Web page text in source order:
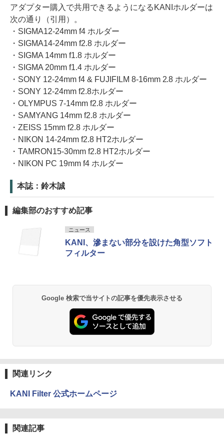
アダプター購入で共用できるようになるKANIホルダーは
次の通り（引用）。
・SIGMA12-24mm f4 ホルダー
・SIGMA14-24mm f2.8 ホルダー
・SIGMA 14mm f1.8 ホルダー
・SIGMA 20mm f1.4 ホルダー
・SONY 12-24mm f4 & FUJIFILM 8-16mm 2.8 ホルダー
・SONY 12-24mm f2.8ホルダー
・OLYMPUS 7-14mm f2.8 ホルダー
・SAMYANG 14mm f2.8 ホルダー
・ZEISS 15mm f2.8 ホルダー
・NIKON 14-24mm f2.8 HT2ホルダー
・TAMRON15-30mm f2.8 HT2ホルダー
・NIKON PC 19mm f4 ホルダー
本誌：鈴木誠
編集部のおすすめ記事
ニュース
KANI、滲まない部分を設けた角型ソフト
フィルター
Google 検索で当サイトの記事を優先表示させる
関連リンク
KANI Filter 公式ホームページ
関連記事